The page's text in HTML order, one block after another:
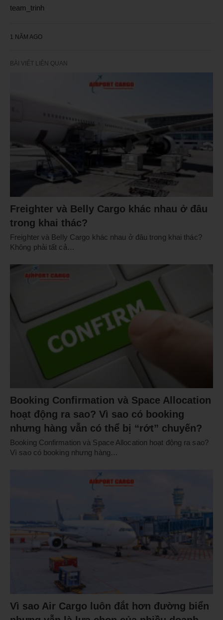
team_trinh
1 NĂM AGO
BÀI VIẾT LIÊN QUAN
Freighter và Belly Cargo khác nhau ở đâu
trong khai thác?
Freighter và Belly Cargo khác nhau ở đâu trong khai thác?
Không phải tất cả…
Booking Confirmation và Space Allocation
hoạt động ra sao? Vì sao có booking
nhưng hàng vẫn có thể bị “rớt” chuyến?
Booking Confirmation và Space Allocation hoạt động ra sao?
Vì sao có booking nhưng hàng…
Vì sao Air Cargo luôn đắt hơn đường biển